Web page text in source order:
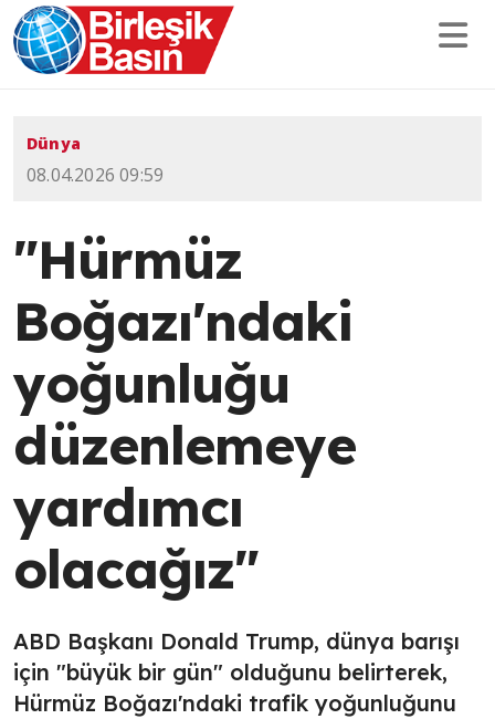
Dünya
08.04.2026 09:59
"Hürmüz
Boğazı'ndaki
yoğunluğu
düzenlemeye
yardımcı
olacağız"
ABD Başkanı Donald Trump, dünya barışı
için "büyük bir gün" olduğunu belirterek,
Hürmüz Boğazı'ndaki trafik yoğunluğunu